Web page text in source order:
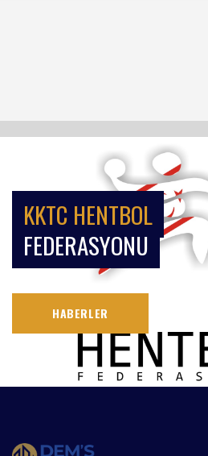
KKTC HENTBOL
FEDERASYONU
HABERLER